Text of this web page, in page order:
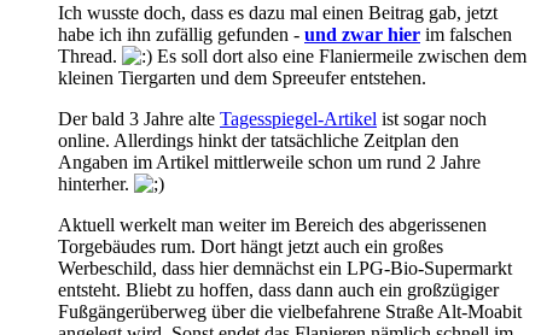
Ich wusste doch, dass es dazu mal einen Beitrag gab, jetzt
habe ich ihn zufällig gefunden - und zwar hier im falschen
Thread.
Es soll dort also eine Flaniermeile zwischen dem
kleinen Tiergarten und dem Spreeufer entstehen.
Der bald 3 Jahre alte Tagesspiegel-Artikel ist sogar noch
online. Allerdings hinkt der tatsächliche Zeitplan den
Angaben im Artikel mittlerweile schon um rund 2 Jahre
hinterher.
Aktuell werkelt man weiter im Bereich des abgerissenen
Torgebäudes rum. Dort hängt jetzt auch ein großes
Werbeschild, dass hier demnächst ein LPG-Bio-Supermarkt
entsteht. Bliebt zu hoffen, dass dann auch ein großzügiger
Fußgängerüberweg über die vielbefahrene Straße Alt-Moabit